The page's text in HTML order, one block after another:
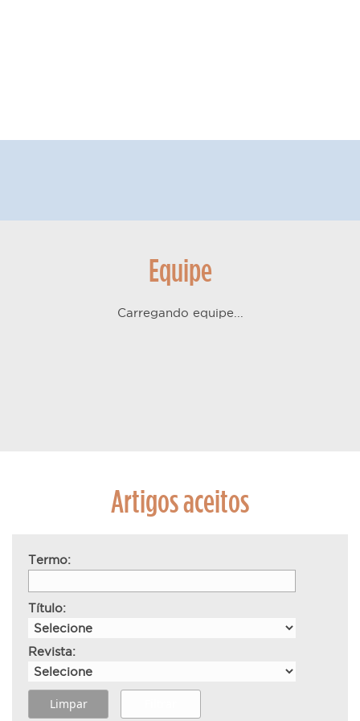
Equipe
Carregando equipe...
Artigos aceitos
Termo:
Título:
Revista: